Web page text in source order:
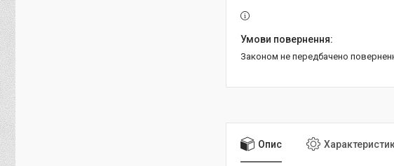
Законом не передбачено
Опис